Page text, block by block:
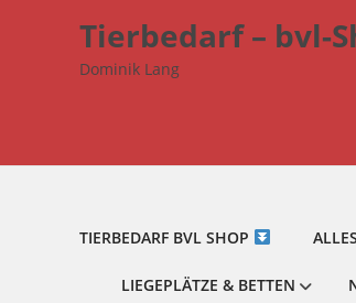
Tierbedarf – bvl-
Dominik Lang
TIERBEDARF BVL SHOP
LIEGEPLÄTZE & BETTEN